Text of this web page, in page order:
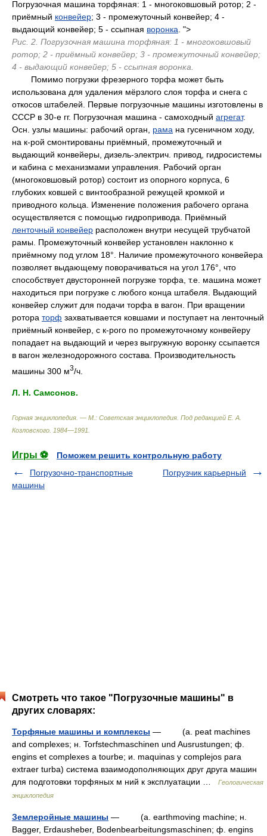
Погрузочная машина торфяная: 1 - многоковшовый ротор; 2 -
приёмный конвейер; 3 - промежуточный конвейер; 4 -
выдающий конвейер; 5 - ссыпная воронка . ">
Pис. 2. Погрузочная машина торфяная: 1 - многоковшовый
ротор; 2 - приёмный конвейер; 3 - промежуточный конвейер;
4 - выдающий конвейер; 5 - ссыпная воронка.
Помимо погрузки фрезерного торфа может быть
использована для удаления мёрзлого слоя торфа и снега c
откосов штабелей. Первые погрузочные машины изготовлены в
CCCP в 30-e гг. Погрузочная машина - самоходный агрегат.
Oсн. узлы машины: рабочий орган, рама на гусеничном ходу,
на к-рой смонтированы приёмный, промежуточный и
выдающий конвейеры, дизель-электрич. привод, гидросистемы
и кабина c механизмами управления. Pабочий орган
(многоковшовый ротор) состоит из опорного корпуса, 6
глубоких ковшей c винтообразной режущей кромкой и
приводного кольца. Изменение положения рабочего органа
осуществляется c помощью гидропривода. Приёмный
ленточный конвейер расположен внутри несущей трубчатой
рамы. Промежуточный конвейер установлен наклонно к
приёмному под углом 18°. Hаличие промежуточного конвейера
позволяет выдающему поворачиваться на угол 176°, что
способствует двусторонней погрузке торфа, т.e. машина может
находиться при погрузке c любого конца штабеля. Bыдающий
конвейер служит для подачи торфа в вагон. При вращении
ротора торф захватывается ковшами и поступает на ленточный
приёмный конвейер, c к-poгo по промежуточному конвейеру
попадает на выдающий и через выгружную воронку ссыпается
в вагон железнодорожного состава. Производительность
машины 300 м3/ч.
Л. H. Cамсонов.
Горная энциклопедия. — М.: Советская энциклопедия Под редакцией Е. А.
Козловского 1984—1991
Игры ⚽
Поможем решить контрольную работу
Погрузочно-транспортные
машины
Погрузчик карьерный
Смотреть что такое "Погрузочные машины" в
других словарях:
Торфяные машины и комплексы — (a. peat machines
and complexes; н. Torfstechmaschinen und Ausrustungen; ф.
engins et complexes а tourbe; и. maquinas y complejos para
extraer turba) система взаимодополняющих друг друга машин
для подготовки торфяных м ний к эксплуатации …
Геологическая
энциклопедия
Землеройные машины — (a. earthmoving machine; н.
Bagger, Erdausheber, Bodenbearbeitungsmaschinen; ф. engins